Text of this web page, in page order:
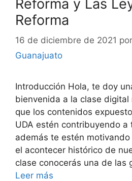
Reforma y Las
Reforma
16 de diciembre de 2021 por
Guanajuato
Introducción Hola, te doy
bienvenida a la clase digital
que los contenidos
UDA estén contribuyendo a
además te estén
el acontecer histórico de
clase conocerás una de las
Leer más